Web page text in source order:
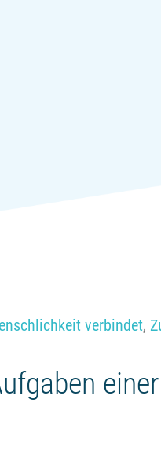
verbindet,